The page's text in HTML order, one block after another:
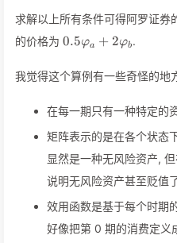
求解以上所有条件可得阿罗证
的价格为 0.5
+ 2
\varphi_b
0.5φa + 2φb .
我觉得这个算例有一些奇怪的地
在每一期只有一种特定的
矩阵表示的是在各个状态
显然是一种无风险资产,
说明无风险资产甚至贬值
效用函数是基于每个时期
好像把第 0 期的消费定义